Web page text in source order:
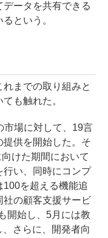
ータを共有できる
という。
までの取り組みと
も触れた。
場に対して、19言
供を開始した。そ
けた期間において
行い、同時にコンプ
を超える機能追
社の顧客支援サービ
開始し、5月には教
さらに、開発者向